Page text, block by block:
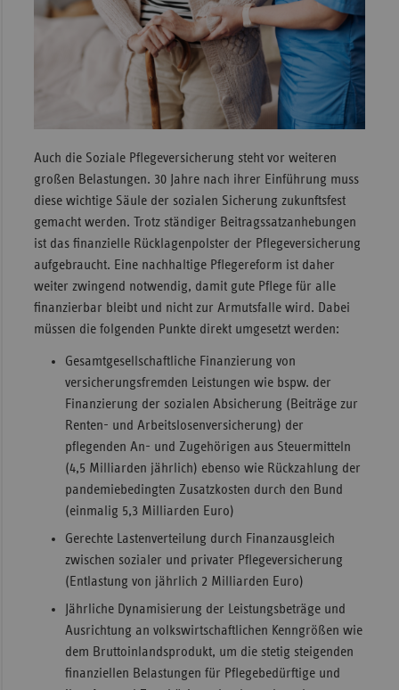
Auch die Soziale Pflegeversicherung steht vor weiteren
großen Belastungen. 30 Jahre nach ihrer Einführung muss
diese wichtige Säule der sozialen Sicherung zukunftsfest
gemacht werden. Trotz ständiger Beitragssatzanhebungen
ist das finanzielle Rücklagenpolster der Pflegeversicherung
aufgebraucht. Eine nachhaltige Pflegereform ist daher
weiter zwingend notwendig, damit gute Pflege für alle
finanzierbar bleibt und nicht zur Armutsfalle wird. Dabei
müssen die folgenden Punkte direkt umgesetzt werden:
Gesamtgesellschaftliche Finanzierung von
versicherungsfremden Leistungen wie bspw. der
Finanzierung der sozialen Absicherung (Beiträge zur
Renten- und Arbeitslosenversicherung) der
pflegenden An- und Zugehörigen aus Steuermitteln
(4,5 Milliarden jährlich) ebenso wie Rückzahlung der
pandemiebedingten Zusatzkosten durch den Bund
(einmalig 5,3 Milliarden Euro)
Gerechte Lastenverteilung durch Finanzausgleich
zwischen sozialer und privater Pflegeversicherung
(Entlastung von jährlich 2 Milliarden Euro)
Jährliche Dynamisierung der Leistungsbeträge und
Ausrichtung an volkswirtschaftlichen Kenngrößen wie
dem Bruttoinlandsprodukt, um die stetig steigenden
finanziellen Belastungen für Pflegebedürftige und